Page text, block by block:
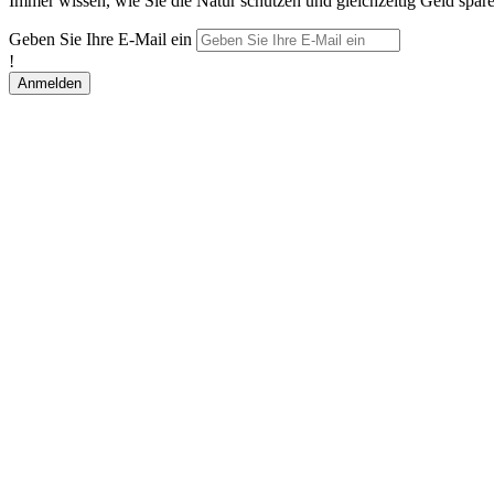
Geben Sie Ihre E-Mail ein
!